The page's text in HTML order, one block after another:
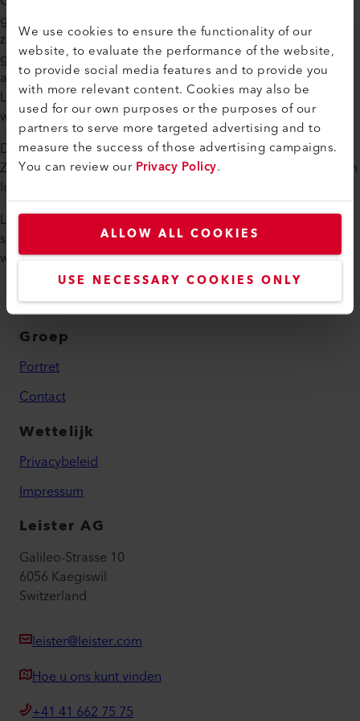
We use cookies to ensure the functionality of our
website, to evaluate the performance of the website,
to provide social media features and to provide you
with more relevant content. Cookies may also be
used for our own purposes or the purposes of our
partners to serve more targeted advertising and to
measure the success of those advertising campaigns.
You can review ourPrivacy Policy.
ALLOW ALL COOKIES
USE NECESSARY COOKIES ONLY
gecertificeerd voor toepassingen, producten en reparaties,
zodat een vakkundige service volgens Leister-normen
gegarandeerd is. Onze logistieke hubs, evenals de
apparatuur en onderdelenmagazijnen in alle landen met een
Leister-vertegenwoordiging, zorgen voor tijdige leveringen
wereldwijd.
De Europese klanten van Axetris worden bediend vanuit
Zwitserland. Axetris-klanten in China, de VS en Japan worden
lokaal ondersteund door onze dochterondernemingen.
Leister. We are local. Worldwide. - Ons verkoop- en
servicenetwerk stelt ons in staat om dicht bij alle klanten
wereldwijd te zijn.
Groep
Portret
Contact
Wettelijk
Privacybeleid
Impressum
Leister AG
Galileo-Strasse 10
6056 Kaegiswil
Switzerland
leister@leister.com
Hoe u ons kunt vinden
+41 41 662 75 75